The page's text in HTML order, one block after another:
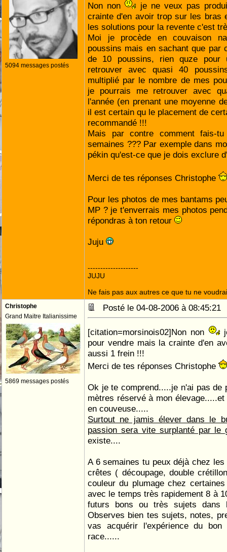
5094 messages postés
Non non
je ne veux pas
crainte d'en avoir trop sur les bras
les solutions pour la revente c'est
Moi je procède en couvaison
poussins mais en sachant que par
de 10 poussins, rien quze pour
retrouver avec quasi 40
multiplié par le nombre de mes
je pourrais me retrouver avec
l'année (en prenant une moyenne
il est certain qu le placement de
recommandé !!!
Mais par contre comment fais-
semaines ??? Par exemple dans
pékin qu'est-ce que je dois exclure
Merci de tes réponses Christophe
Pour les photos de mes bantams
MP ? je t'enverrais mes photos
répondras à ton retour
Juju
--------------------
JUJU
Ne fais pas aux autres ce que tu ne
Christophe
Grand Maitre Italianissime
5869 messages postés
Posté le 04-08-2006 à
[citation=morsinois02]Non non
pour vendre mais la crainte d'en
aussi 1 frein !!!
Merci de tes réponses Christophe
Ok je te comprend.....je n'ai pas de
mètres réservé à mon
en couveuse.....
Surtout ne jamis élever dans le
passion sera vite surplanté par le
existe....
A 6 semaines tu peux déjà chez
crêtes ( découpage, double
couleur du plumage chez
avec le temps très rapidement 8 à
futurs bons ou très sujets dans
Observes bien tes sujets, notes,
vas acquérir l'expérience du
race......